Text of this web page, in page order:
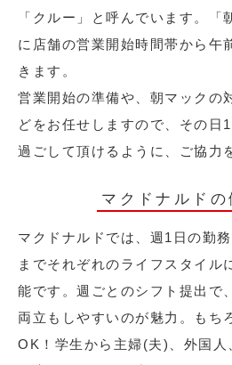
「クルー」と呼んでいます。「
に店舗の営業開始時間帯から午
きます。
営業開始の準備や、朝マックの
どをお任せしますので、その日
過ごして頂けるように、ご協力
マクドナルドの
マクドナルドでは、週1日の勤
までそれぞれのライフスタイル
能です。週ごとのシフト提出で
両立もしやすいのが魅力。もち
OK！学生から主婦(夫)、外国人